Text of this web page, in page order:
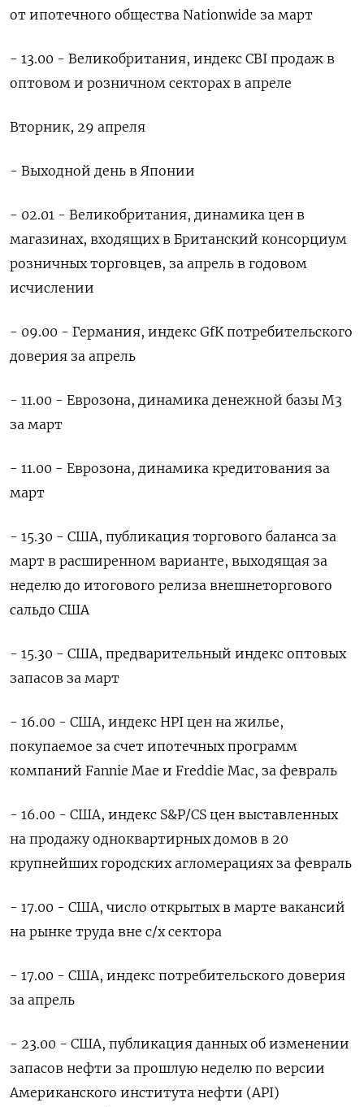
от ипотечного общества Nationwide за март
- 13.00 - Великобритания, индекс CBI продаж в
оптовом и розничном секторах в апреле
Вторник, 29 апреля
- Выходной день в Японии
- 02.01 - Великобритания, динамика цен в
магазинах, входящих в Британский консорциум
розничных торговцев, за апрель в годовом
исчислении
- 09.00 - Германия, индекс GfK потребительского
доверия за апрель
- 11.00 - Еврозона, динамика денежной базы М3
за март
- 11.00 - Еврозона, динамика кредитования за
март
- 15.30 - США, публикация торгового баланса за
март в расширенном варианте, выходящая за
неделю до итогового релиза внешнеторгового
сальдо США
- 15.30 - США, предварительный индекс оптовых
запасов за март
- 16.00 - США, индекс HPI цен на жилье,
покупаемое за счет ипотечных программ
компаний Fannie Mae и Freddie Mac, за февраль
- 16.00 - США, индекс S&P/CS цен выставленных
на продажу одноквартирных домов в 20
крупнейших городских агломерациях за февраль
- 17.00 - США, число открытых в марте вакансий
на рынке труда вне с/х сектора
- 17.00 - США, индекс потребительского доверия
за апрель
- 23.00 - США, публикация данных об изменении
запасов нефти за прошлую неделю по версии
Американского института нефти (API)